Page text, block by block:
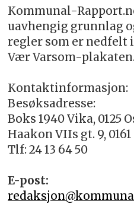
Kommunal-
uavhengig grunnlag
regler som er nedfelt
Vær Varsom-
Kontaktinformasjon:
Besøksadresse:
Boks 1940 Vika, 0125
Haakon VIIs gt. 9,
Tlf: 24 13 64 50
E-post: